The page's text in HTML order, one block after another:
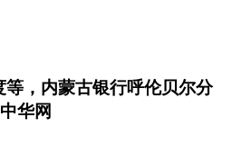
等，内蒙古银行呼伦贝尔分
华网